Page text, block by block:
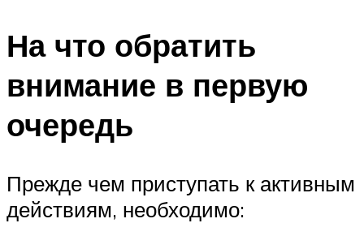
На что обратить
внимание в первую
очередь
Прежде чем приступать к активным
действиям, необходимо: